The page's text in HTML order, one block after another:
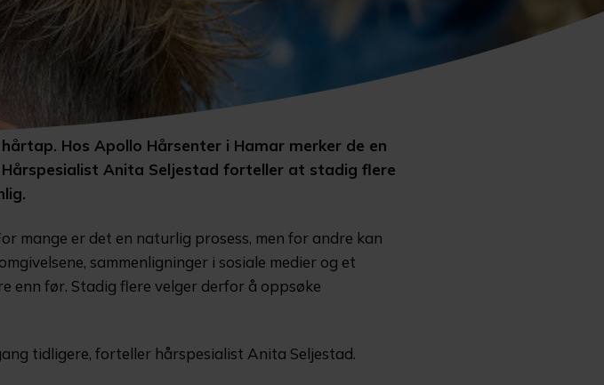
Hos Apollo Hårsenter i Hamar merker de en
Anita Seljestad forteller at stadig flere
mange er det en naturlig prosess, men for andre kan
sammenligninger i sosiale medier og et
enn før. Stadig flere velger derfor å oppsøke
tidligere, forteller hårspesialist Anita Seljestad.